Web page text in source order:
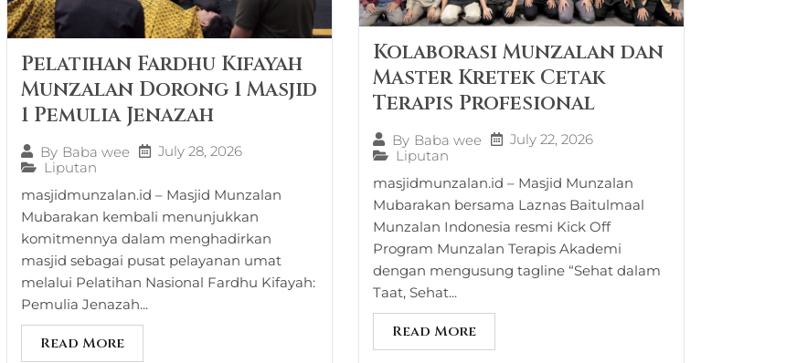
Pelatihan Fardhu Kifayah
Munzalan Dorong 1 Masjid
1 Pemulia Jenazah
By Baba wee
July 28, 2026
Liputan
masjidmunzalan.id – Masjid Munzalan
Mubarakan kembali menunjukkan
komitmennya dalam menghadirkan
masjid sebagai pusat pelayanan umat
melalui Pelatihan Nasional Fardhu Kifayah:
Pemulia Jenazah...
Read More
Kolaborasi Munzalan dan
Master Kretek Cetak
Terapis Profesional
By Baba wee
July 22, 2026
Liputan
masjidmunzalan.id – Masjid Munzalan
Mubarakan bersama Laznas Baitulmaal
Munzalan Indonesia resmi Kick Off
Program Munzalan Terapis Akademi
dengan mengusung tagline “Sehat dalam
Taat, Sehat...
Read More